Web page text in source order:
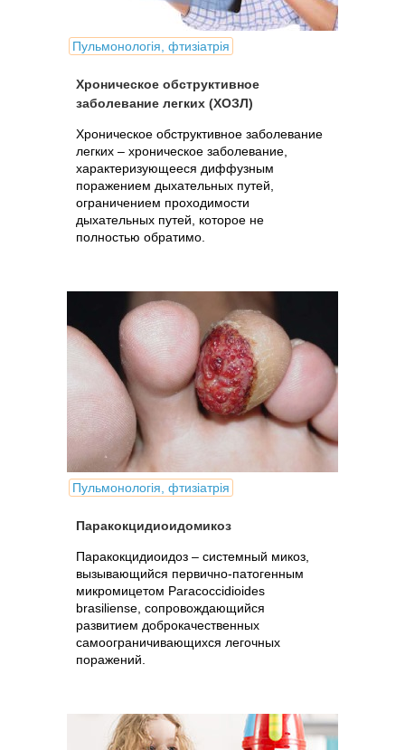
Пульмонологія, фтизіатрія
Хроническое обструктивное
заболевание легких (ХОЗЛ)
Хроническое обструктивное заболевание
легких – хроническое заболевание,
характеризующееся диффузным
поражением дыхательных путей,
ограничением проходимости
дыхательных путей, которое не
полностью обратимо.
Пульмонологія, фтизіатрія
Паракокцидиоидомикоз
Паракокцидиоидоз – системный микоз,
вызывающийся первично-патогенным
микромицетом Paracoccidioides
brasiliense, сопровождающийся
развитием доброкачественных
самоограничивающихся легочных
поражений.